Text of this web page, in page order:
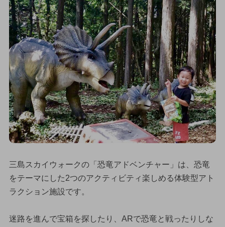
三島スカイウォークの「恐竜アドベンチャー」は、恐竜
をテーマにした2つのアクティビティ楽しめる体験型アト
ラクション施設です。
迷路を進んで宝箱を探したり、ARで恐竜と戦ったりしな